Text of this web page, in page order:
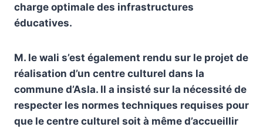
charge optimale des infrastructures
éducatives.
M. le wali s’est également rendu sur le projet de
réalisation d’un centre culturel dans la
commune d’Asla. Il a insisté sur la nécessité de
respecter les normes techniques requises pour
que le centre culturel soit à même d’accueillir